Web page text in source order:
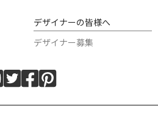
デザイナーの皆様へ
デザイナー募集